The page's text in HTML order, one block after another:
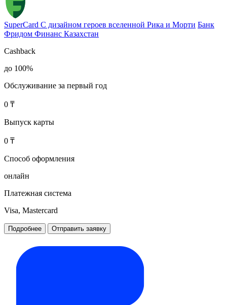
SuperCard С дизайном героев вселенной Рика и Морти Банк
Фридом Финанс Казахстан
Cashback
до 100%
Обслуживание за первый год
0 ₸
Выпуск карты
0 ₸
Способ оформления
онлайн
Платежная система
Visa, Mastercard
Подробнее Отправить заявку